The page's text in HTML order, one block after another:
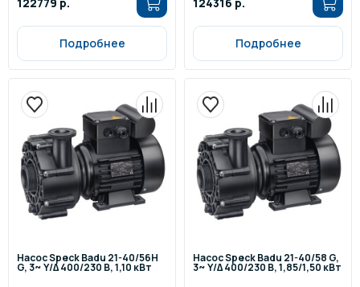
Подробнее Подробнее
Насос Speck Badu 21-40/56H
G, 3~ Y/∆ 400/230 В, 1,10 кВт
Насос Speck Badu 21-40/58 G,
3~ Y/∆ 400/230 В, 1,85/1,50 кВт